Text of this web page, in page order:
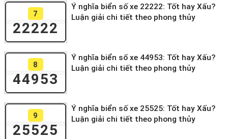
7
22222
Ý nghĩa biển số xe 22222: Tốt hay Xấu?
Luận giải chi tiết theo phong thủy
8
44953
Ý nghĩa biển số xe 44953: Tốt hay Xấu?
Luận giải chi tiết theo phong thủy
9
25525
Ý nghĩa biển số xe 25525: Tốt hay Xấu?
Luận giải chi tiết theo phong thủy